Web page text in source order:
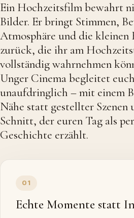
Ein Hochzeitsfilm bewahrt
Bilder. Er bringt Stimmen,
Atmosphäre und die kleinen
zurück, die ihr am
vollständig wahrnehmen
Unger Cinema begleitet
unaufdringlich – mit einem
Nähe statt gestellter Szenen
Schnitt, der euren Tag als
Geschichte erzählt.
01
Echte Momente statt